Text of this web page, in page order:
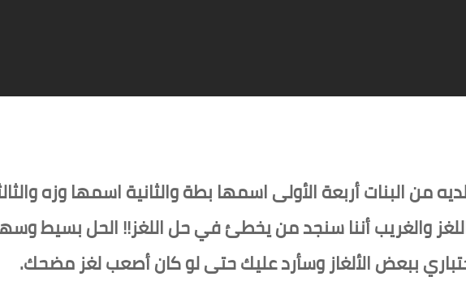
من البنات أربعة الأولى اسمها بطة والثانية اسمها وزه
والغريب أننا سنجد من يخطئ في حل اللغز!! الحل بسيط
ببعض الألغاز وسأرد عليك حتى لو كان أصعب لغز مضحك.